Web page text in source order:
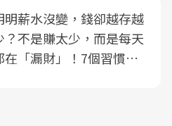
明薪水沒變，錢卻越存越
？不是賺太少，而是每天
在「漏財」！7個習慣一